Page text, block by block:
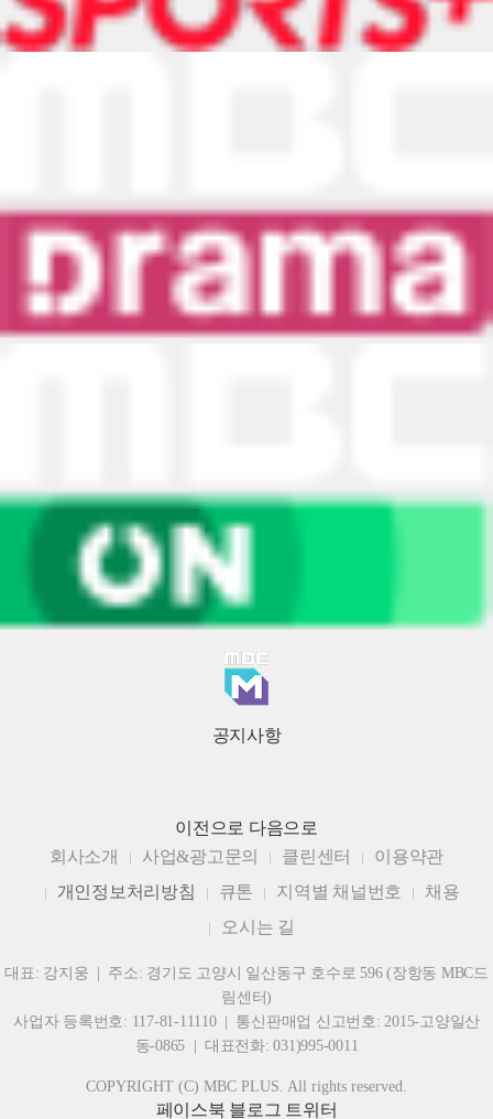
공지사항
이전으로 다음으로
회사소개
사업&광고문의 클린센터
이용약관
개인정보처리방침
큐톤 지역별 채널번호
채용
오시는 길
대표: 강지웅 | 주소: 경기도 고양시 일산동구 호수로 596 (장항동 MBC드
림센터)
사업자 등록번호: 117-81-11110 | 통신판매업 신고번호: 2015-고양일산
동-0865 | 대표전화: 031)995-0011
COPYRIGHT (C) MBC PLUS. All rights reserved.
페이스북 블로그 트위터